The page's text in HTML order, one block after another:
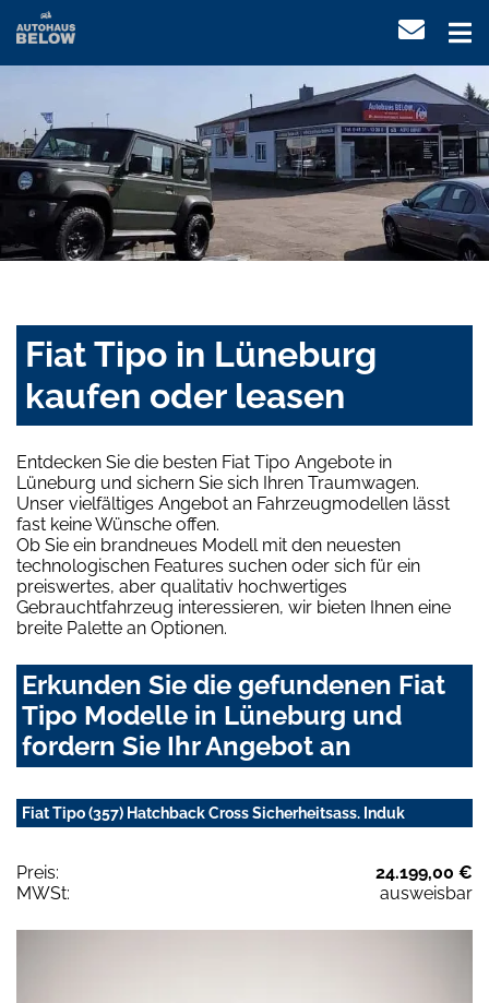
Fiat Tipo in Lüneburg
kaufen oder leasen
Entdecken Sie die besten Fiat Tipo Angebote in
Lüneburg und sichern Sie sich Ihren Traumwagen.
Unser vielfältiges Angebot an Fahrzeugmodellen lässt
fast keine Wünsche offen.
Ob Sie ein brandneues Modell mit den neuesten
technologischen Features suchen oder sich für ein
preiswertes, aber qualitativ hochwertiges
Gebrauchtfahrzeug interessieren, wir bieten Ihnen eine
breite Palette an Optionen.
Erkunden Sie die gefundenen Fiat
Tipo Modelle in Lüneburg und
fordern Sie Ihr Angebot an
Fiat Tipo (357) Hatchback Cross Sicherheitsass. Induk
Preis:
24.199,00 €
MWSt:
ausweisbar